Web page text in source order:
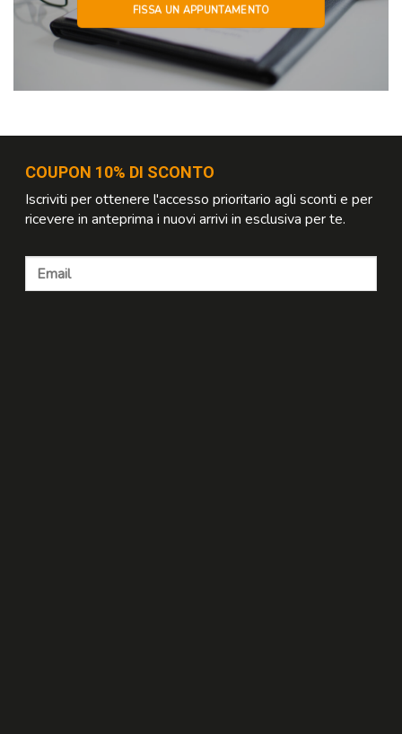
FISSA UN APPUNTAMENTO
COUPON 10% DI SCONTO
Iscriviti per ottenere l'accesso prioritario agli sconti e per
ricevere in anteprima i nuovi arrivi in esclusiva per te.